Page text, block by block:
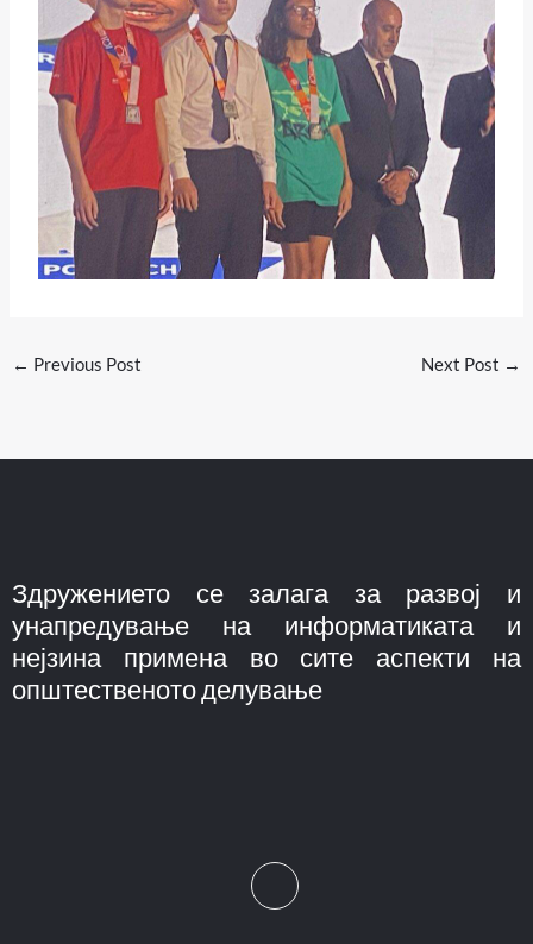
← Previous Post Next Post →
Здружението се залага за развој и
унапредување на информатиката и
нејзина примена во сите аспекти на
општественото делување